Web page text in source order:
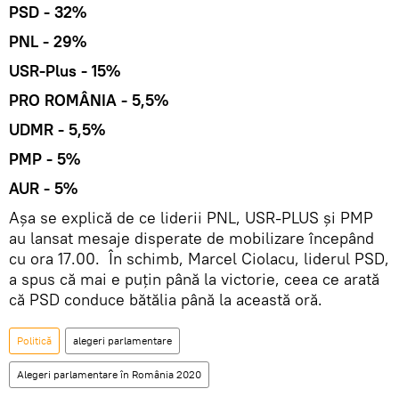
PSD - 32%
PNL - 29%
USR-Plus - 15%
PRO ROMÂNIA - 5,5%
UDMR - 5,5%
PMP - 5%
AUR - 5%
Așa se explică de ce liderii PNL, USR-PLUS şi PMP
au lansat mesaje disperate de mobilizare începând
cu ora 17.00. În schimb, Marcel Ciolacu, liderul PSD,
a spus că mai e puțin până la victorie, ceea ce arată
că PSD conduce bătălia până la această oră.
Politică alegeri parlamentare
Alegeri parlamentare în România 2020